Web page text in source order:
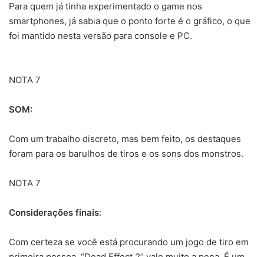
Para quem já tinha experimentado o game nos
smartphones, já sabia que o ponto forte é o gráfico, o que
foi mantido nesta versão para console e PC.
NOTA 7
SOM:
Com um trabalho discreto, mas bem feito, os destaques
foram para os barulhos de tiros e os sons dos monstros.
NOTA 7
Considerações finais:
Com certeza se você está procurando um jogo de tiro em